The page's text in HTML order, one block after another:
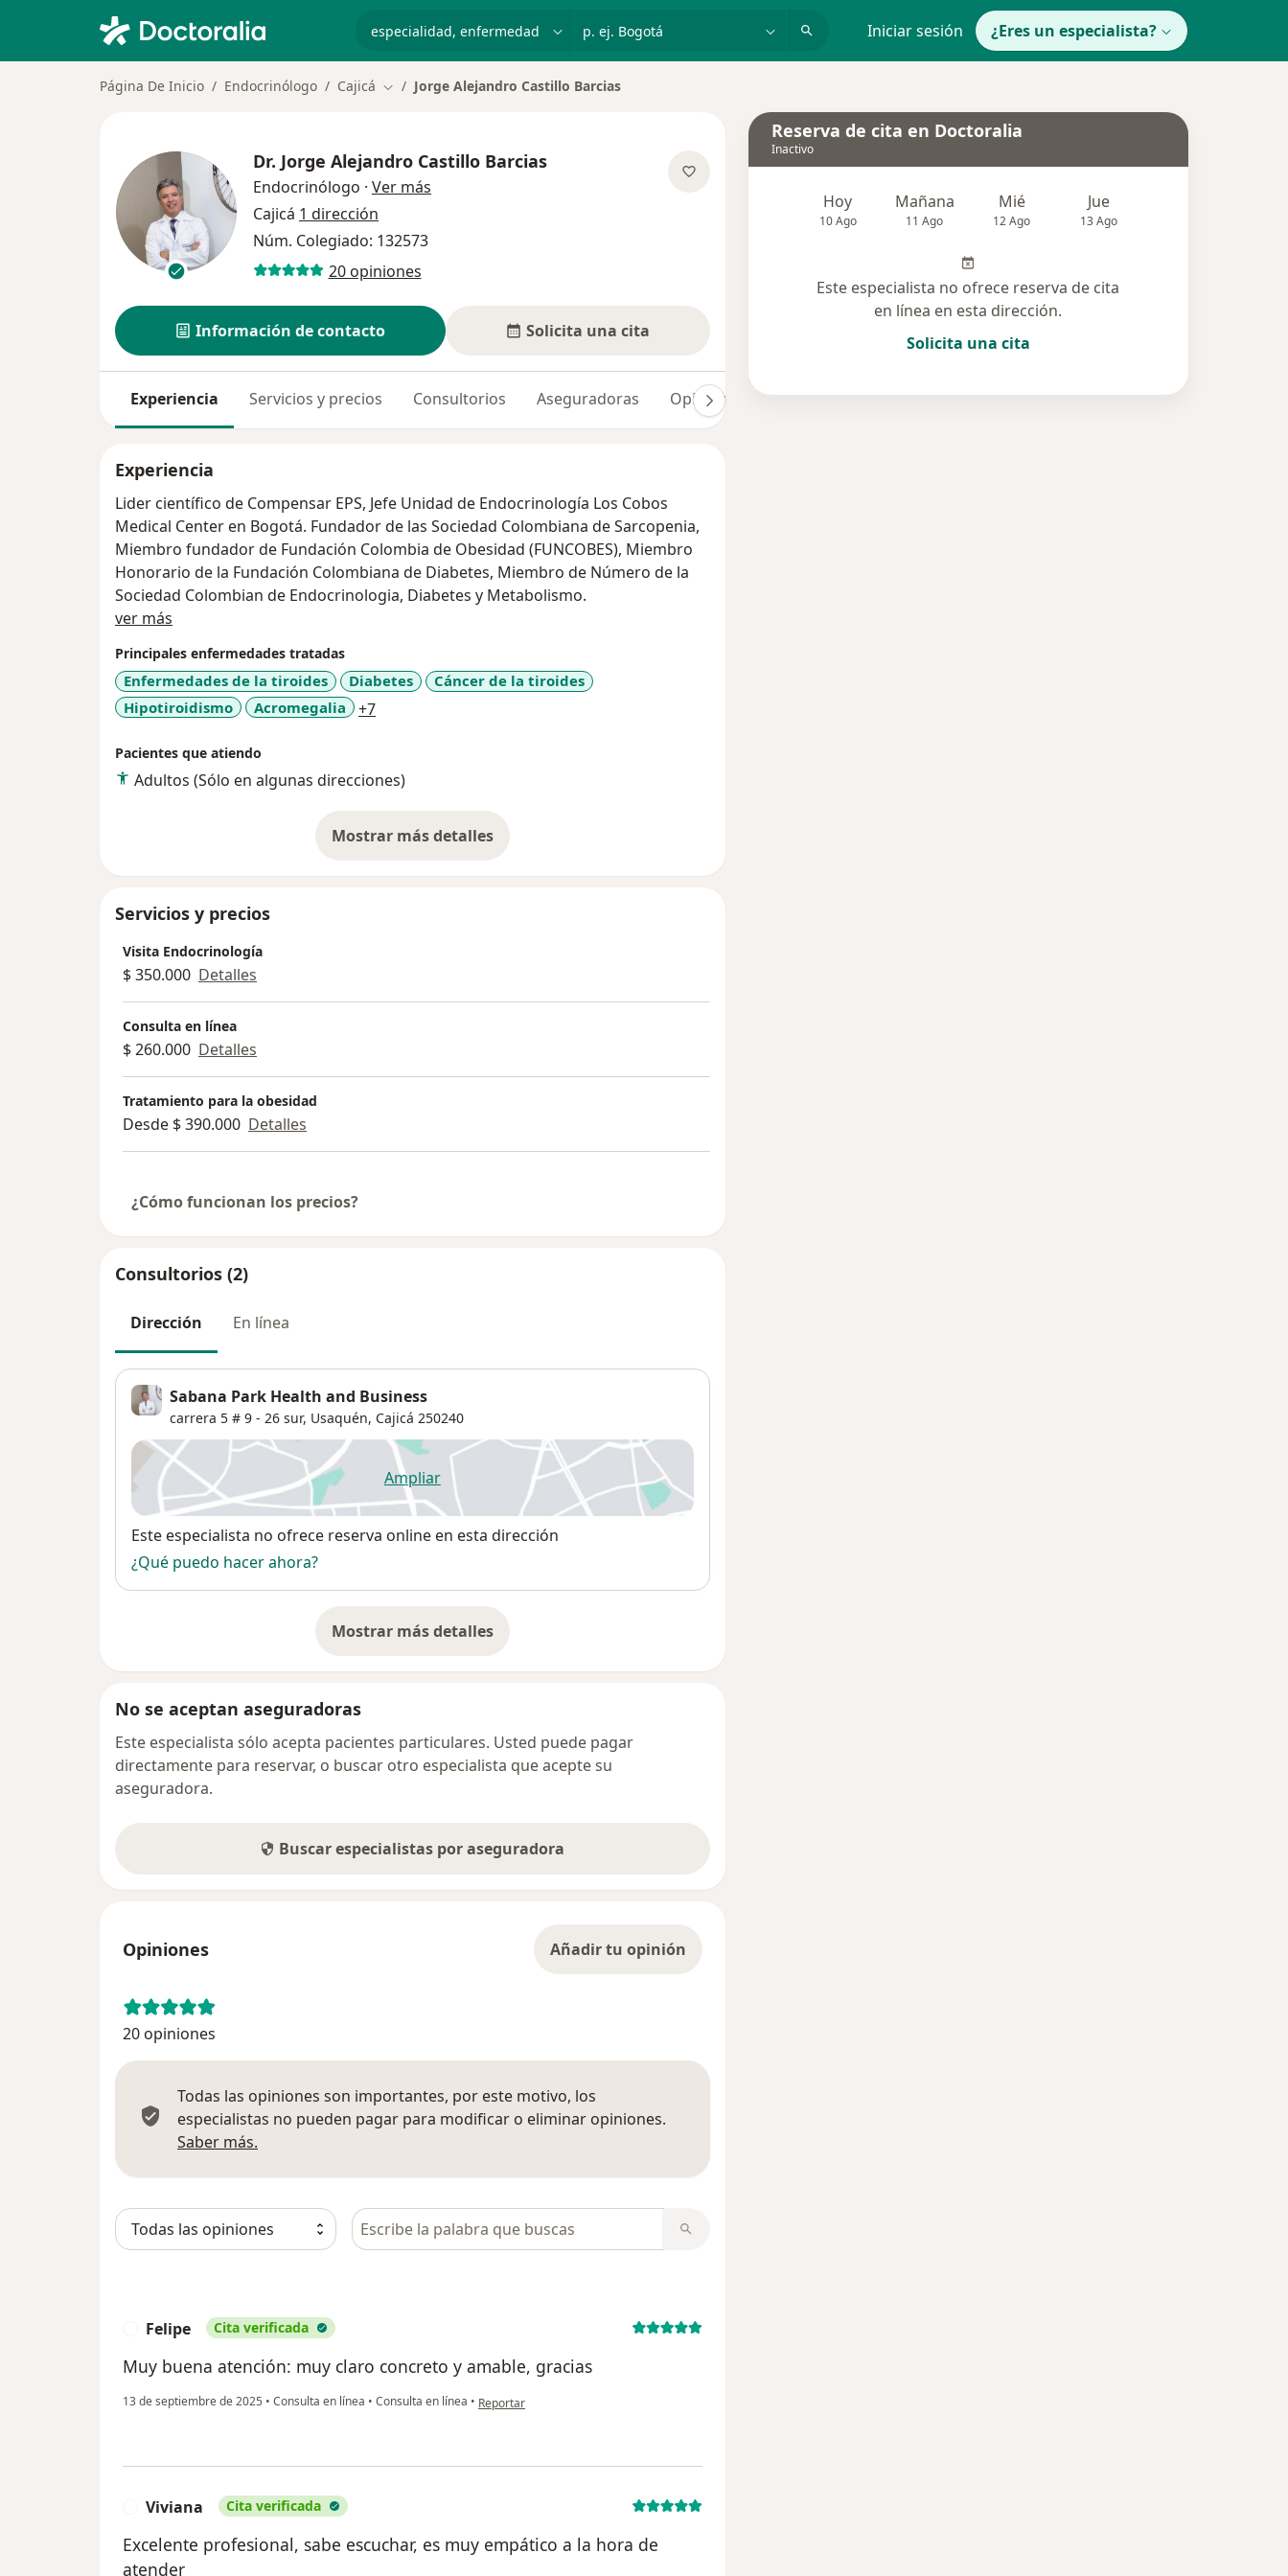
p. ej. Bogotá Iniciar sesión ¿Eres un especialista?
Página De Inicio Endocrinólogo Cajicá Cambiar de ciudad
Jorge Alejandro Castillo Barcias
Dr. Jorge Alejandro Castillo Barcias
Endocrinólogo · Ver más
Cajicá 1 dirección
Núm. Colegiado: 132573
20 opiniones
Información de contacto Solicita una cita
Experiencia Servicios y precios Consultorios Aseguradoras Opiniones (20)
Experiencia
Lider científico de Compensar EPS, Jefe Unidad de Endocrinología Los Cobos
Medical Center en Bogotá. Fundador de las Sociedad Colombiana de Sarcopenia,
Miembro fundador de Fundación Colombia de Obesidad (FUNCOBES), Miembro
Honorario de la Fundación Colombiana de Diabetes, Miembro de Número de la
Sociedad Colombian de Endocrinologia, Diabetes y Metabolismo.
ver más
Principales enfermedades tratadas
Enfermedades de la tiroides Diabetes
Cáncer de la tiroides
Hipotiroidismo
Acromegalia +7a11y_sr_more_diseases
Pacientes que atiendo
Adultos (Sólo en algunas direcciones)
Mostrar más detalles
sobre la experiencia
Servicios y precios
Visita Endocrinología
$ 350.000 Detalles
Consulta en línea
$ 260.000 Detalles
Tratamiento para la obesidad
Desde $ 390.000 Detalles
¿Cómo funcionan los precios?
Consultorios (2)
Dirección En línea
Sabana Park Health and Business
carrera 5 # 9 - 26 sur, Usaquén, Cajicá 250240
Ampliarse abre en una nueva pestaña
Disponibilidad
Este especialista no ofrece reserva online en esta dirección
¿Qué puedo hacer ahora?
Mostrar más detalles
sobre la dirección
No se aceptan aseguradoras
Este especialista sólo acepta pacientes particulares. Usted puede pagar
directamente para reservar, o buscar otro especialista que acepte su
aseguradora.
Buscar especialistas por aseguradora
Opiniones Añadir tu opinión
20 opiniones
Todas las opiniones son importantes, por este motivo, los
especialistas no pueden pagar para modificar o eliminar opiniones.
Saber más.
Busca en opiniones
Felipe Cita verificada
Muy buena atención: muy claro concreto y amable, gracias
13 de septiembre de 2025 • Consulta en línea • Consulta en línea • en opinión del usuario Felipe
Reportar
Viviana Cita verificada
Excelente profesional, sabe escuchar, es muy empático a la hora de
atender
Reserva de cita en Doctoralia
Inactivo
Hoy
10 Ago
Mañana
11 Ago
Mié
12 Ago
Jue
13 Ago
Este especialista no ofrece reserva de cita
en línea en esta dirección.
Solicita una cita